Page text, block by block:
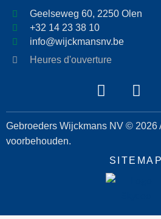
Geelseweg 60, 2250 Olen
+32 14 23 38 10
info@wijckmansnv.be
Heures d'ouverture
Gebroeders Wijckmans NV © 2026
voorbehouden.
SITEMAP